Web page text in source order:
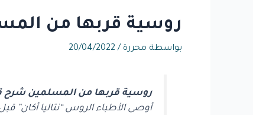
روسية قربها من
بواسطة محررة /
20/04/2022
روسية قربها من المسلمين شرح
أوصى الأطباء الروس “نتاليا أكان”